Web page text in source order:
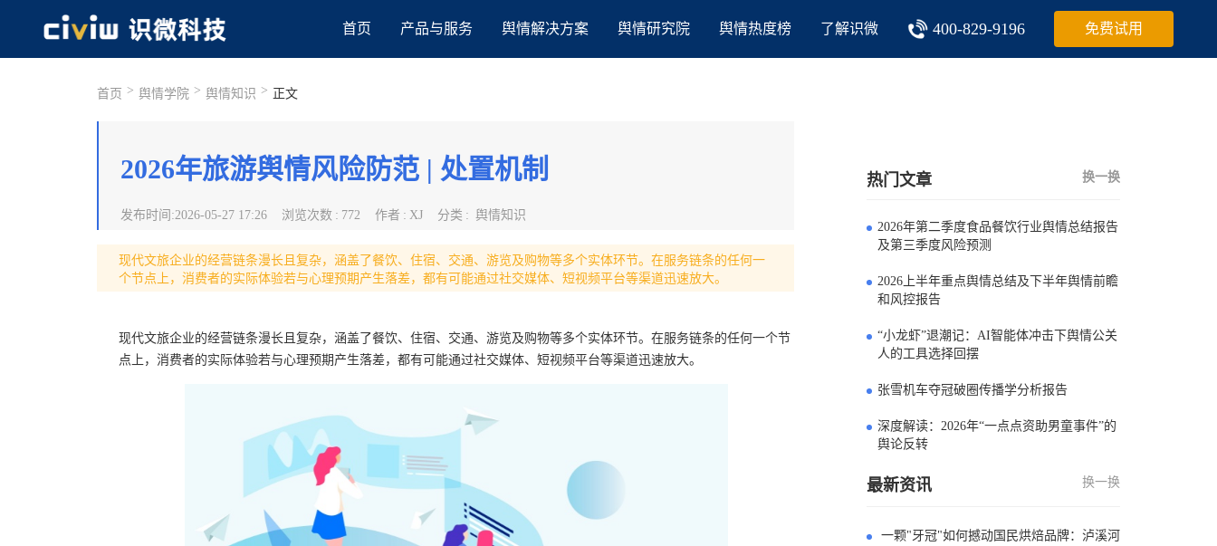
首页 产品与服务 舆情解决方案 舆情研究院 舆情热度榜 了解识微 400-829-9196 免费试用
首页 > 舆情学院 > 舆情知识 > 正文
2026年旅游舆情风险防范 | 处置机制
发布时间 :2026-05-27 17:26 浏览次数 : 772 作者 : XJ 分类 : 舆情知识
现代文旅企业的经营链条漫长且复杂，涵盖了餐饮、住宿、交通、游览及购物等多个实体环节。在服务链条的任何一
个节点上，消费者的实际体验若与心理预期产生落差，都有可能通过社交媒体、短视频平台等渠道迅速放大。
现代文旅企业的经营链条漫长且复杂，涵盖了餐饮、住宿、交通、游览及购物等多个实体环节。在服务链条的任何一个节
点上，消费者的实际体验若与心理预期产生落差，都有可能通过社交媒体、短视频平台等渠道迅速放大。
热门文章 换一换
2026年第二季度食品餐饮行业舆情总结报告
及第三季度风险预测
2026上半年重点舆情总结及下半年舆情前瞻
和风控报告
“小龙虾”退潮记：AI智能体冲击下舆情公关
人的工具选择回摆
张雪机车夺冠破圈传播学分析报告
深度解读：2026年“一点点资助男童事件”的
舆论反转
最新资讯 换一换
一颗"牙冠"如何撼动国民烘焙品牌：泸溪河